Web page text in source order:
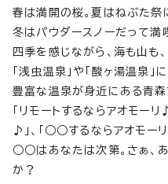
春は満開の桜。夏はねぶた祭
冬はパウダースノーだって満
四季を感じながら、海も山も
「浅虫温泉」や「酸ヶ湯温泉」
豊富な温泉が身近にある青森
「リモートするならアオモーリ
♪」、「○○するならアオモー
○○はあなたは次第。さぁ、
か？